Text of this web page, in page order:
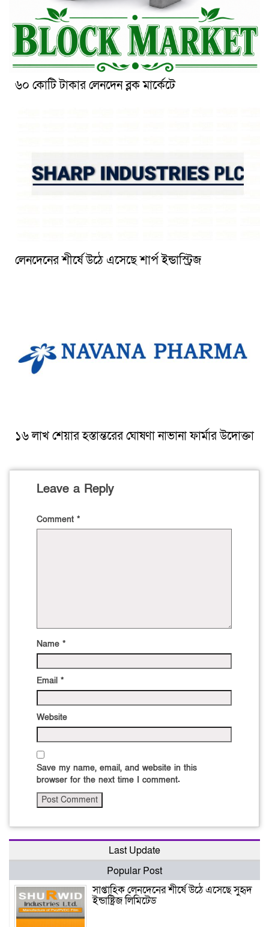
৬০ কোটি টাকার লেনদেন ব্লক মার্কেটে
লেনদেনের শীর্ষে উঠে এসেছে শার্প ইন্ডাস্ট্রিজ
১৬ লাখ শেয়ার হস্তান্তরের ঘোষণা নাভানা ফার্মার উদোক্তা
Leave a Reply
Comment *
Name *
Email *
Website
Save my name, email, and website in this
browser for the next time I comment.
Last Update
Popular Post
সাপ্তাহিক লেনদেনের শীর্ষে উঠে এসেছে সুহৃদ
ইন্ডাষ্ট্রিজ লিমিটেড